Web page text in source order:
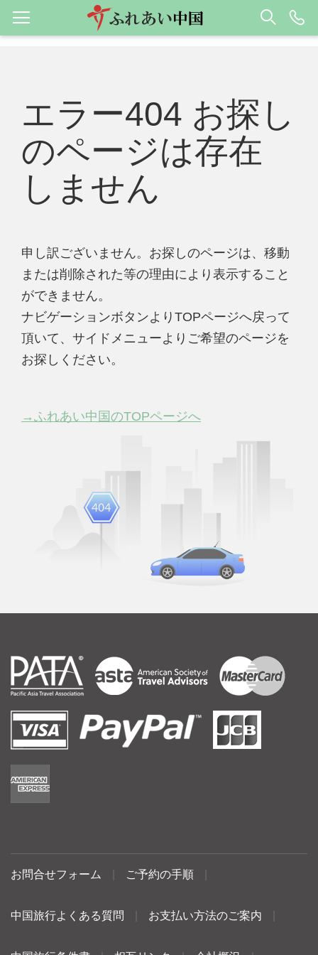
エラー404 お探し
のページは存在
しません
申し訳ございません。お探しのページは、移動
または削除された等の理由により表示すること
ができません。
ナビゲーションボタンよりTOPページへ戻って
頂いて、サイドメニューよりご希望のページを
お探しください。
→ふれあい中国のTOPページへ
お問合せフォーム ご予約の手順
中国旅行よくある質問 お支払い方法のご案内